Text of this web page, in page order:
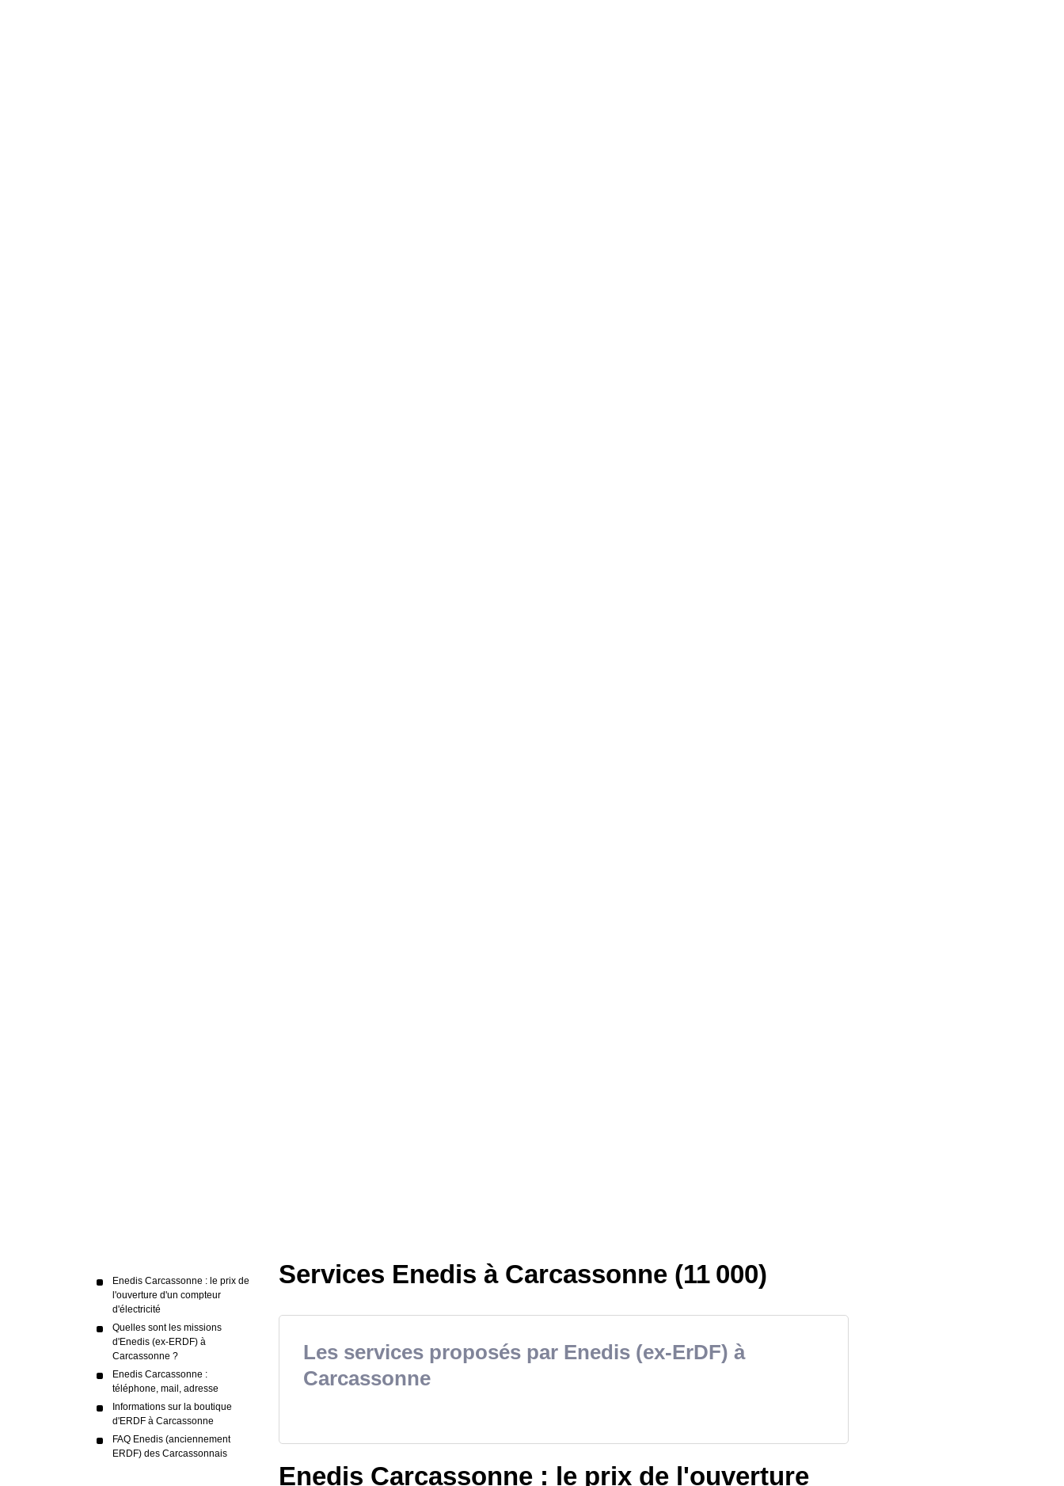
Enedis Carcassonne : le prix de
l'ouverture d'un compteur
d'électricité
Quelles sont les missions
d'Enedis (ex-ERDF) à
Carcassonne ?
Enedis Carcassonne :
téléphone, mail, adresse
Informations sur la boutique
d'ERDF à Carcassonne
FAQ Enedis (anciennement
ERDF) des Carcassonnais
Services Enedis à Carcassonne (11 000)
Les services proposés par Enedis (ex-ErDF) à
Carcassonne
Enedis Carcassonne : le prix de l'ouverture